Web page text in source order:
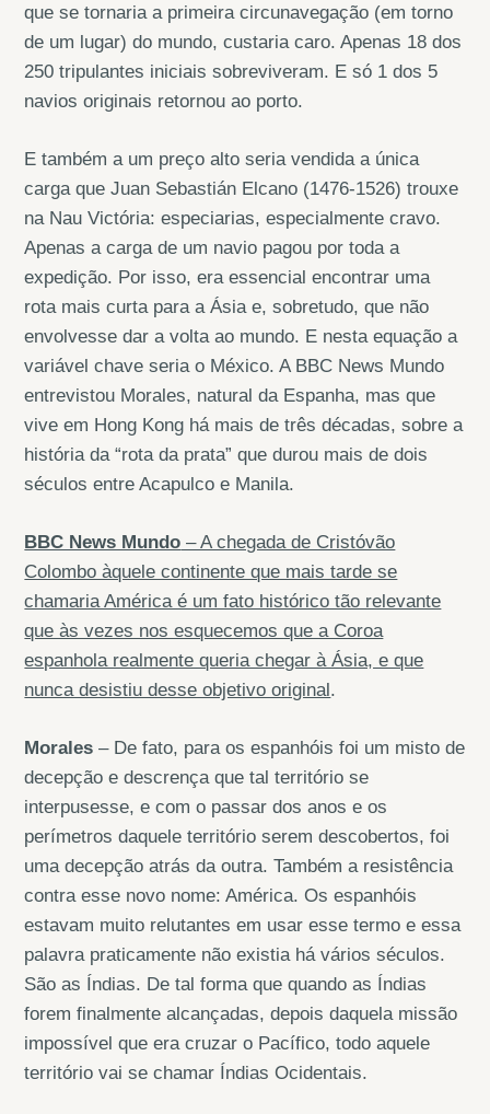
que se tornaria a primeira circunavegação (em torno
de um lugar) do mundo, custaria caro. Apenas 18 dos
250 tripulantes iniciais sobreviveram. E só 1 dos 5
navios originais retornou ao porto.
E também a um preço alto seria vendida a única
carga que Juan Sebastián Elcano (1476-1526) trouxe
na Nau Victória: especiarias, especialmente cravo.
Apenas a carga de um navio pagou por toda a
expedição. Por isso, era essencial encontrar uma
rota mais curta para a Ásia e, sobretudo, que não
envolvesse dar a volta ao mundo. E nesta equação a
variável chave seria o México. A BBC News Mundo
entrevistou Morales, natural da Espanha, mas que
vive em Hong Kong há mais de três décadas, sobre a
história da “rota da prata” que durou mais de dois
séculos entre Acapulco e Manila.
BBC News Mundo – A chegada de Cristóvão
Colombo àquele continente que mais tarde se
chamaria América é um fato histórico tão relevante
que às vezes nos esquecemos que a Coroa
espanhola realmente queria chegar à Ásia, e que
nunca desistiu desse objetivo original.
Morales – De fato, para os espanhóis foi um misto de
decepção e descrença que tal território se
interpusesse, e com o passar dos anos e os
perímetros daquele território serem descobertos, foi
uma decepção atrás da outra. Também a resistência
contra esse novo nome: América. Os espanhóis
estavam muito relutantes em usar esse termo e essa
palavra praticamente não existia há vários séculos.
São as Índias. De tal forma que quando as Índias
forem finalmente alcançadas, depois daquela missão
impossível que era cruzar o Pacífico, todo aquele
território vai se chamar Índias Ocidentais.